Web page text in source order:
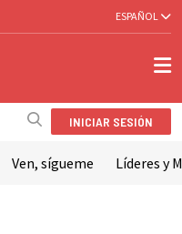
ESPAÑOL
INICIAR SESIÓN
Ven, sígueme Líderes y